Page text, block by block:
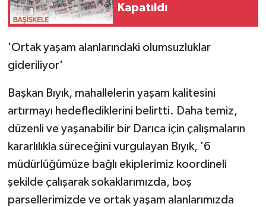
Kapatıldı
'Ortak yaşam alanlarındaki olumsuzluklar
gideriliyor'
Başkan Bıyık, mahallelerin yaşam kalitesini
artırmayı hedeflediklerini belirtti. Daha temiz,
düzenli ve yaşanabilir bir Darıca için çalışmaların
kararlılıkla süreceğini vurgulayan Bıyık, '6
müdürlüğümüze bağlı ekiplerimiz koordineli
şekilde çalışarak sokaklarımızda, boş
parsellerimizde ve ortak yaşam alanlarımızda